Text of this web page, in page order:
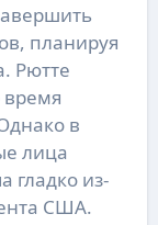
планируя
Рютте
время
в
лица
гладко из-
США.